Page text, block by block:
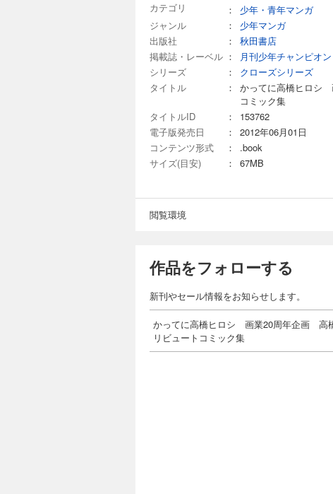
カテゴリ ：
少年・青年マンガ
ジャンル
：
少年マンガ
出版社
：
秋田書店
掲載誌・レーベル ：
月刊少年チャンピオン
シリーズ
：
クローズシリーズ
タイトル
：
かってに高橋ヒロシ
コミック集
タイトルID
：
153762
電子版発売日
：
2012年06月01日
コンテンツ形式
：
.book
サイズ(目安)
： 67MB
閲覧環境
作品をフォローする
新刊やセール情報をお知らせします。
かってに高橋ヒロシ 画業20周年企画 高
リビュートコミック集